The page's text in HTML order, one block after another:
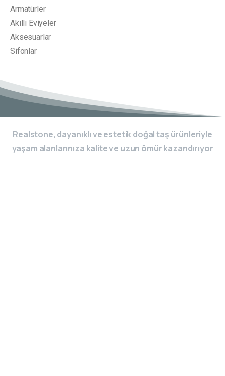
Armatürler
Akıllı Eviyeler
Aksesuarlar
Sifonlar
Realstone, dayanıklı ve estetik doğal taş ürünleriyle
yaşam alanlarınıza kalite ve uzun ömür kazandırıyor